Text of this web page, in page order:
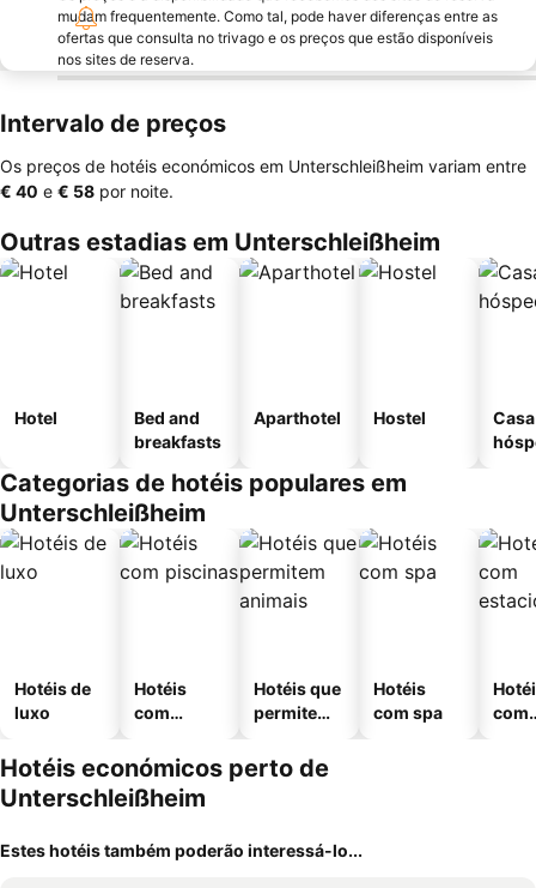
mudam frequentemente. Como tal, pode haver diferenças entre as
ofertas que consulta no trivago e os preços que estão disponíveis
nos sites de reserva.
Intervalo de preços
Os preços de hotéis económicos em Unterschleißheim variam entre
‎€ 40 e ‎€ 58 por noite.
Outras estadias em Unterschleißheim
Hotel
Bed and
breakfasts
Aparthotel Hostel
Categorias de hotéis populares em
Unterschleißheim
Hotéis de
luxo
Hotéis
com
Hotéis que
permitem
Hotéis
com spa
com
Hotéis económicos perto de
Unterschleißheim
Estes hotéis também poderão interessá-lo...